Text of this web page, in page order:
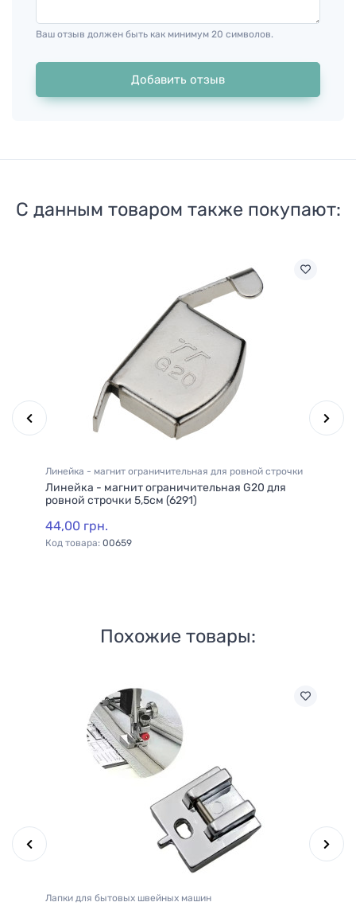
Ваш отзыв должен быть как минимум 20 символов.
Добавить отзыв
С данным товаром также покупают:
Линейка - магнит ограничительная для ровной строчки
Линейка - магнит ограничительная G20 для
ровной строчки 5,5см (6291)
44,00 грн.
Код товара: 00659
Похожие товары:
Лапки для бытовых швейных машин